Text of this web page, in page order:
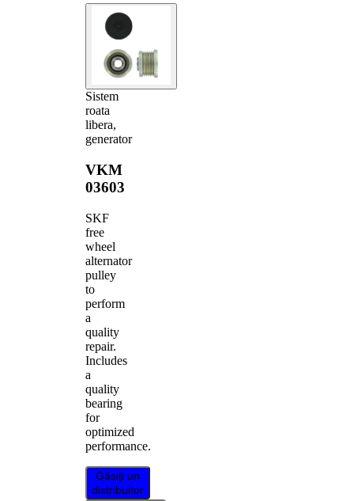
Sistem
roata
libera,
generator
VKM
03603
SKF
free
wheel
alternator
pulley
to
perform
a
quality
repair.
Includes
a
quality
bearing
for
optimized
performance.
Găsiți un
distribuitor